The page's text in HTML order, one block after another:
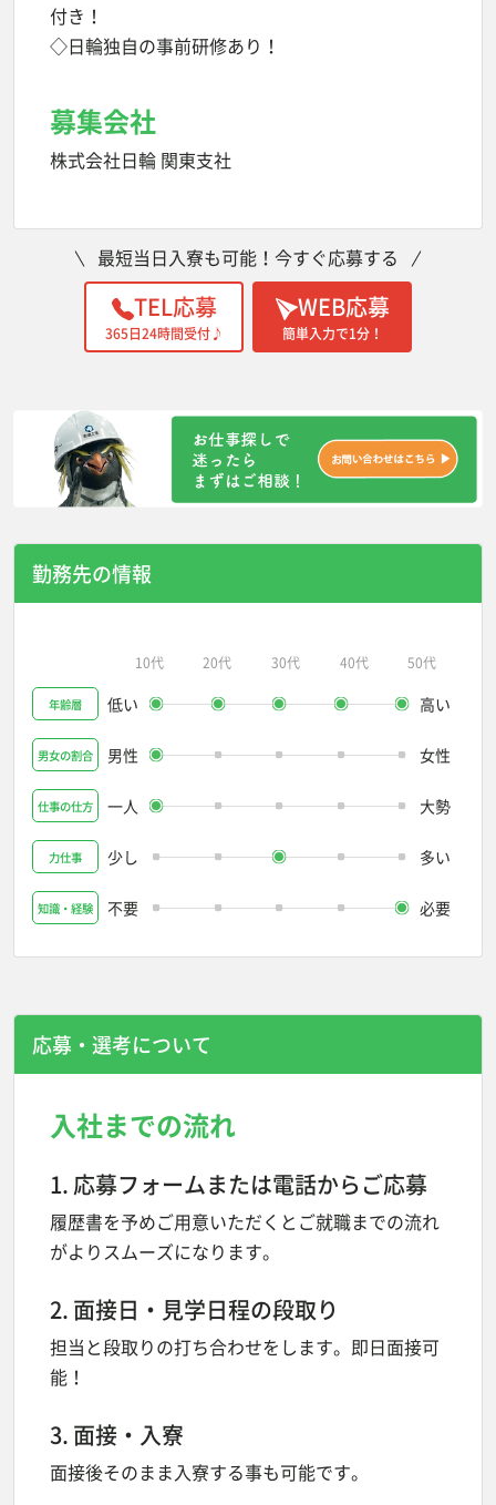
付き！
◇日輪独自の事前研修あり！
募集会社
株式会社日輪 関東支社
最短当日入寮も可能！今すぐ応募する
WEB応募
簡単入力で1分！
TEL応募
365日24時間受付♪
勤務先の情報
10代 20代 30代 40代 50代
年齢層 低い 高い
男女の割合 男性 女性
仕事の仕方 一人 大勢
力仕事 少し 多い
知識・経験 不要 必要
応募・選考について
入社までの流れ
1. 応募フォームまたは電話からご応募
履歴書を予めご用意いただくとご就職までの流れ
がよりスムーズになります。
2. 面接日・見学日程の段取り
担当と段取りの打ち合わせをします。即日面接可
能！
3. 面接・入寮
面接後そのまま入寮する事も可能です。